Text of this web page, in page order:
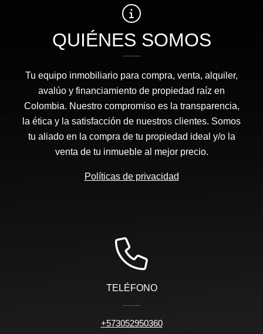
QUIÉNES SOMOS
Tu equipo inmobiliario para compra, venta, alquiler,
avalúo y financiamiento de propiedad raíz en
Colombia. Nuestro compromiso es la transparencia,
la ética y la satisfacción de nuestros clientes. Somos
tu aliado en la compra de tu propiedad ideal y/o la
venta de tu inmueble al mejor precio.
Políticas de privacidad
TELÉFONO
+573052950360